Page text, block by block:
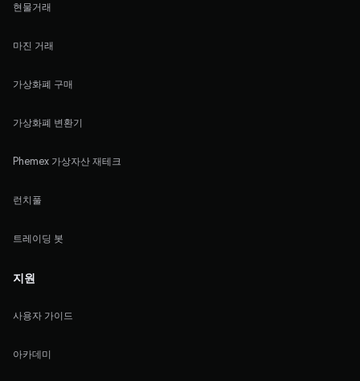
현물거래
마진 거래
가상화폐 구매
가상화폐 변환기
Phemex 가상자산 재테크
런치풀
트레이딩 봇
지원
사용자 가이드
아카데미